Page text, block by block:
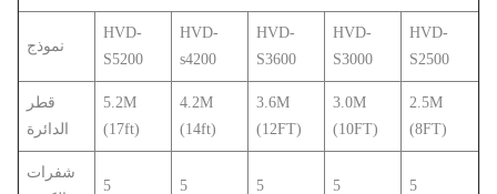
نموذج
HVD-
S5200
HVD-
s4200
HVD-
S3600
HVD-
S3000
HVD-
S2500
قطر
الدائرة
5.2M
(17ft)
4.2M
(14ft)
3.6M
(12FT)
3.0M
(10FT)
2.5M
(8FT)
شفرات
5 5 5 5 5